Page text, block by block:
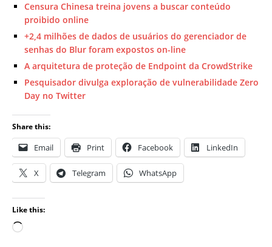
Censura Chinesa treina jovens a buscar conteúdo
proibido online
+2,4 milhões de dados de usuários do gerenciador de
senhas do Blur foram expostos on-line
A arquitetura de proteção de Endpoint da CrowdStrike
Pesquisador divulga exploração de vulnerabilidade Zero
Day no Twitter
Share this:
Email Print Facebook LinkedIn
X Telegram WhatsApp
Like this: